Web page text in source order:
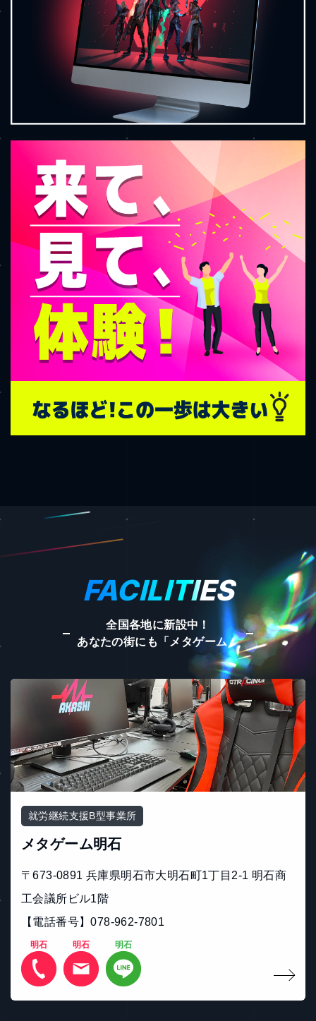
FACILITIES
全国各地に新設中！
あなたの街にも「メタゲーム」
就労継続支援B型事業所
メタゲーム明石
〒673-0891 兵庫県明石市大明石町1丁目2-1 明石商
工会議所ビル1階
【電話番号】078-962-7801
明石 明石 明石